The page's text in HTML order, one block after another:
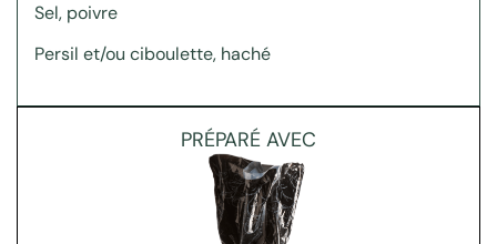
Sel, poivre
Persil et/ou ciboulette, haché
PRÉPARÉ AVEC